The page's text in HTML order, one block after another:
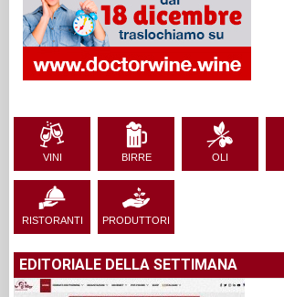
VINI BIRRE OLI
RISTORANTI PRODUTTORI
EDITORIALE DELLA SETTIMANA